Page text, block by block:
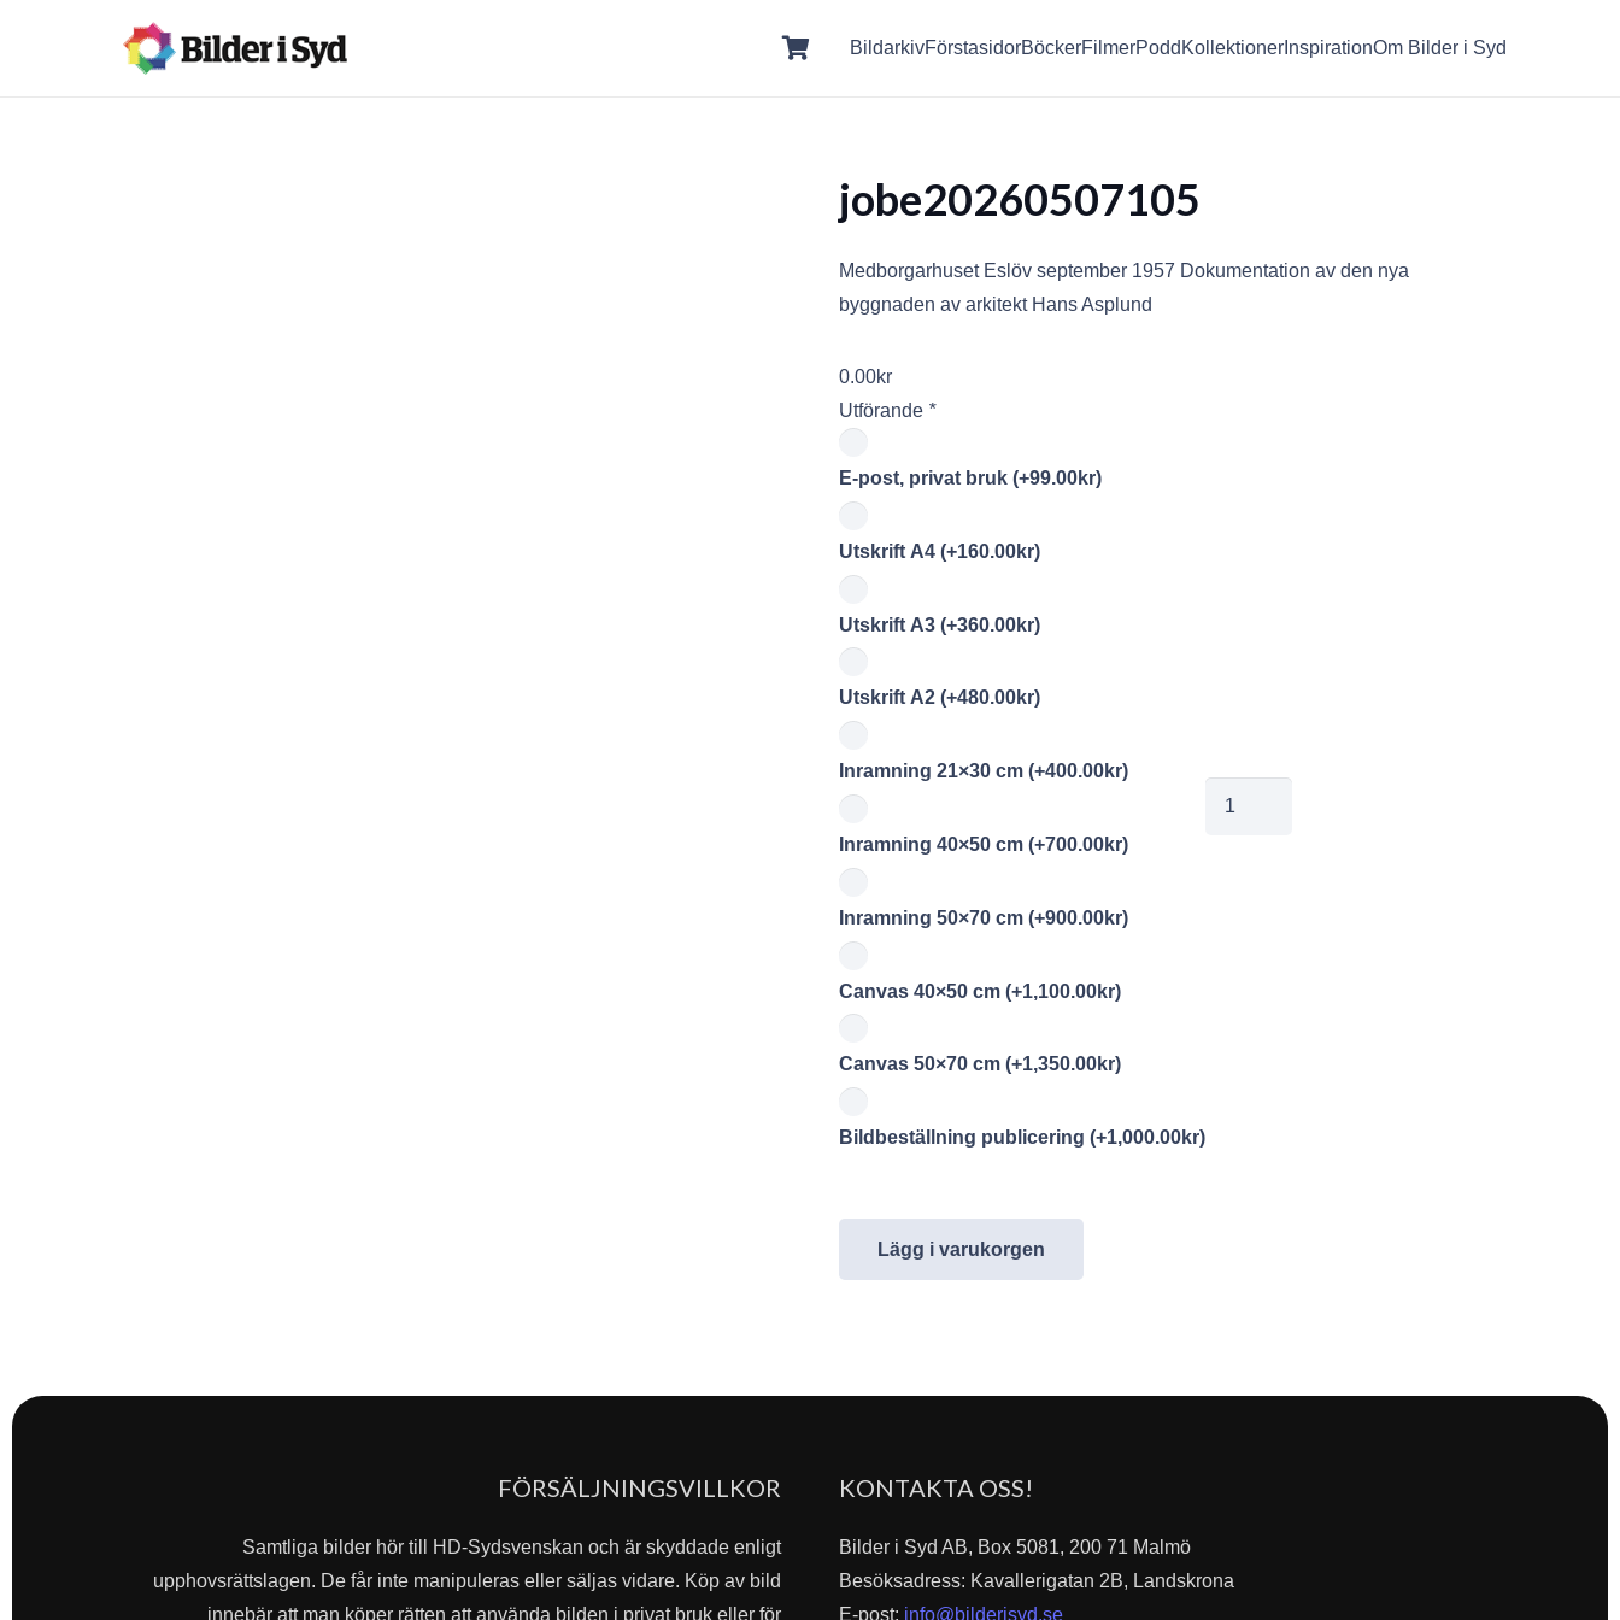
BildarkivFörstasidorBöckerFilmerPodd Kollektioner InspirationOm Bilder i Syd
jobe20260507105
Medborgarhuset Eslöv september 1957 Dokumentation av den nya
byggnaden av arkitekt Hans Asplund
0.00kr
Utförande *
E-post, privat bruk (+99.00kr)
Utskrift A4 (+160.00kr)
Utskrift A3 (+360.00kr)
Utskrift A2 (+480.00kr)
Inramning 21×30 cm (+400.00kr)
Inramning 40×50 cm (+700.00kr)
Inramning 50×70 cm (+900.00kr)
Canvas 40×50 cm (+1,100.00kr)
Canvas 50×70 cm (+1,350.00kr)
Bildbeställning publicering (+1,000.00kr)
Lägg i varukorgen
FÖRSÄLJNINGSVILLKOR
Samtliga bilder hör till HD-Sydsvenskan och är skyddade enligt
upphovsrättslagen. De får inte manipuleras eller säljas vidare. Köp av bild
innebär att man köper rätten att använda bilden i privat bruk eller för
KONTAKTA OSS!
Bilder i Syd AB, Box 5081, 200 71 Malmö
Besöksadress: Kavallerigatan 2B, Landskrona
E-post: info@bilderisyd.se